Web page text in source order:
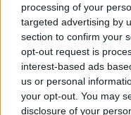
processing of your
targeted advertising by
section to confirm your
opt-out request is
interest-based ads
us or personal
your opt-out. You may
disclosure of your
stazione di testa di Santa
percorrenza nello snodo
binari di superficie per i
Lo ha confermato il
evento. "E' una settimana
perchè è la prima volta
chilometri sotto Firenze -